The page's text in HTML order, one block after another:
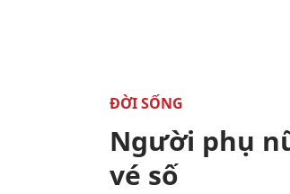
ĐỜI SỐNG
Người phụ
vé số